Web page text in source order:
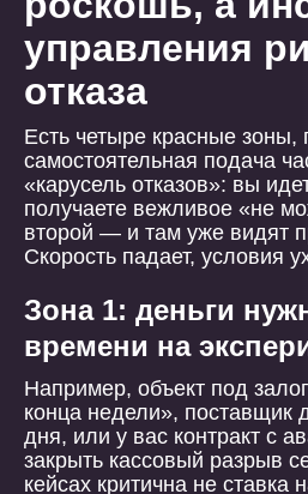
управления
отказа
Есть четыре красные зоны,
самостоятельная подача
«карусель отказов»: вы
получаете вежливое «не
второй — и там уже видят
Скорость падает, условия
Зона 1: деньги
времени на
Например, объект под
конца недели», поставщик
дня, или у вас контракт с
закрыть кассовый разрыв
кейсах критична не ставка